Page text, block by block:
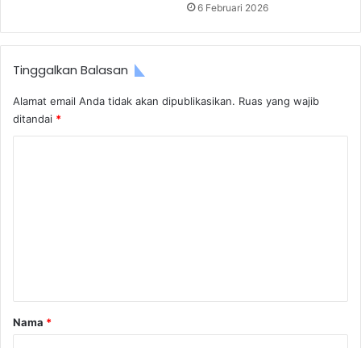
6 Februari 2026
Tinggalkan Balasan
Alamat email Anda tidak akan dipublikasikan. Ruas yang wajib
ditandai *
rNama *